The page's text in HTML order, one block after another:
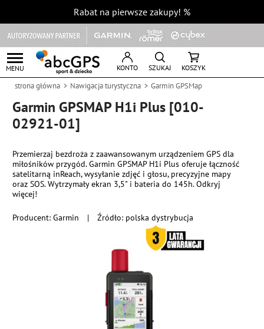
Rabat na pierwsze zakupy! %
MENU KONTO SZUKAJ KOSZYK
strona główna Nawigacja turystyczna Garmin GPSMap
Garmin GPSMAP H1i Plus [010-
02921-01]
Producent:Garmin | Źródło: polska dystrybucja
Przemierzaj bezdroża z zaawansowanym urządzeniem GPS dla
miłośników przygód. Garmin GPSMAP H1i Plus oferuje łączność
satelitarną inReach, wysyłanie zdjęć i głosu, precyzyjne mapy
oraz SOS. Wytrzymały ekran 3,5" i bateria do 145h. Odkryj
więcej!